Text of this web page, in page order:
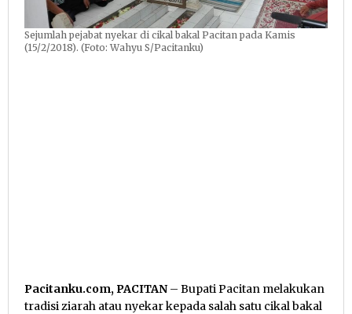
Sejumlah pejabat nyekar di cikal bakal Pacitan pada Kamis
(15/2/2018). (Foto: Wahyu S/Pacitanku)
Pacitanku.com, PACITAN – Bupati Pacitan melakukan
tradisi ziarah atau nyekar kepada salah satu cikal bakal